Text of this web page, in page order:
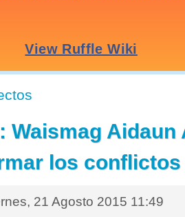
Waismag
los conflictos
21 Agosto 2015 11:49